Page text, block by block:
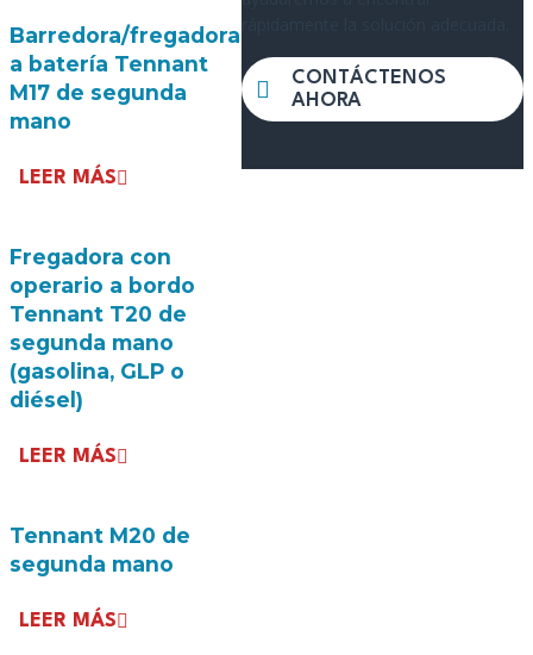
Barredora/fregadora
a batería Tennant
M17 de segunda
mano
LEER MÁS
Fregadora con
operario a bordo
Tennant T20 de
segunda mano
(gasolina, GLP o
diésel)
LEER MÁS
Tennant M20 de
segunda mano
LEER MÁS
CONTÁCTENOS
AHORA